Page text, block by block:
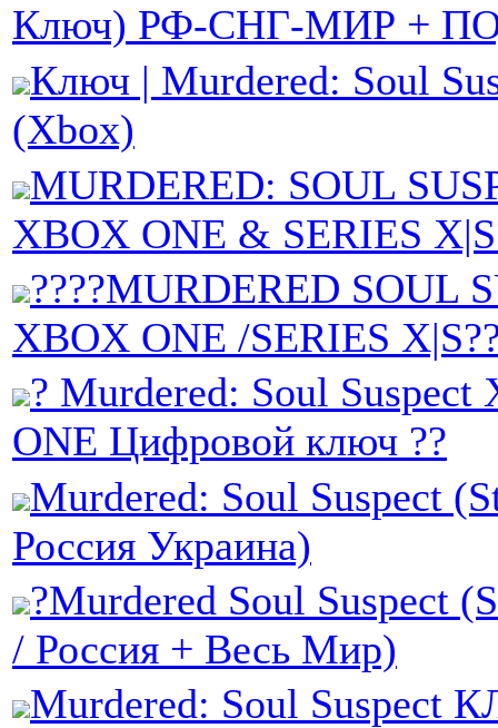
Ключ) РФ-СНГ-МИР +
Ключ | Murdered: Soul
(Xbox)
MURDERED: SOUL
XBOX ONE & SERIES
????MURDERED SOUL
XBOX ONE /SERIES
? Murdered: Soul Suspect
ONE Цифровой ключ ??
Murdered: Soul Suspect
Россия Украина)
?Murdered Soul Suspect
/ Россия + Весь Мир)
Murdered: Soul Suspect